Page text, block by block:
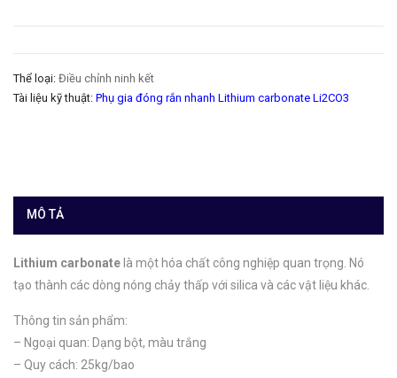
Thể loại: Điều chỉnh ninh kết
Tài liệu kỹ thuật: Phụ gia đóng rắn nhanh Lithium carbonate Li2CO3
MÔ TẢ
Lithium carbonate là một hóa chất công nghiệp quan trọng. Nó
tạo thành các dòng nóng chảy thấp với silica và các vật liệu khác.
Thông tin sản phẩm:
– Ngoại quan: Dạng bột, màu trắng
– Quy cách: 25kg/bao